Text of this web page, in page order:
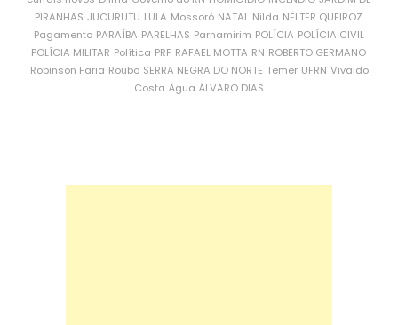
PIRANHAS JUCURUTU LULA Mossoró NATAL Nilda NÉLTER QUEIROZ
Pagamento PARAÍBA PARELHAS Parnamirim POLÍCIA POLÍCIA CIVIL
POLÍCIA MILITAR Política PRF RAFAEL MOTTA RN ROBERTO GERMANO
Robinson Faria Roubo SERRA NEGRA DO NORTE Temer UFRN Vivaldo
Costa Água ÁLVARO DIAS